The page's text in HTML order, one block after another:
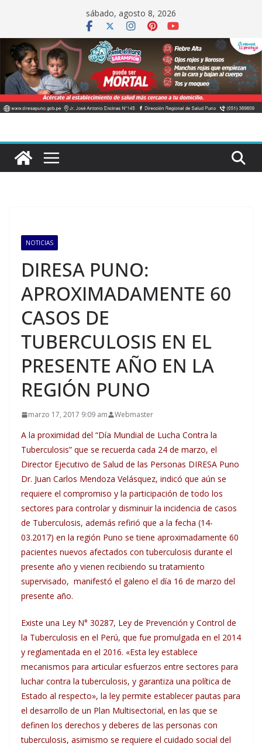
contenido
sábado, agosto 8, 2026
NOTICIAS
DIRESA PUNO:
APROXIMADAMENTE 60
CASOS DE
TUBERCULOSIS EN EL
PRESENTE AÑO EN LA
REGIÓN PUNO
marzo 17, 2017 9:09 am Webmaster
A la proximidad del “Día Mundial de Lucha Contra la
Tuberculosis” que se recuerda cada 24 de marzo, el
Director Ejecutivo de Salud de las Personas DIRESA Puno
Dr. Juan Carlos Mendoza Velásquez, indicó que aún se
requiere el compromiso y la participación de todo los
sectores para controlar y disminuir la incidencia de casos
de Tuberculosis, además refirió que a la fecha (14-
03.2017) en la región Puno se tiene aproximadamente 60
pacientes nuevos afectados con tuberculosis durante el
presente año y vienen recibiendo su tratamiento
supervisado, manifestó el galeno el día 16 de marzo del
presente año.
Existe una Ley N° 30287, Ley de Prevención y Control de
la Tuberculosis en el Perú, que fue promulgada en el 2014
y reglamentada en el 2016. «Esta ley establece
mecanismos para articular esfuerzos entre sectores para
luchar contra la tuberculosis, y garantiza una política de
Estado al respecto», la ley permite establecer pautas para
el desarrollo de un Plan Multisectorial, en las que se
definen los derechos y deberes de las personas con
tuberculosis, asimismo se requiere el cuidado social del